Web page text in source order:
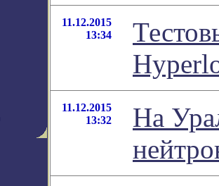
11.12.2015
13:34
11.12.2015
13:32
На